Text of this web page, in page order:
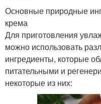
Основные природные
крема
Для приготовления
можно использовать
ингредиенты, которые
питательными и
некоторые из них: